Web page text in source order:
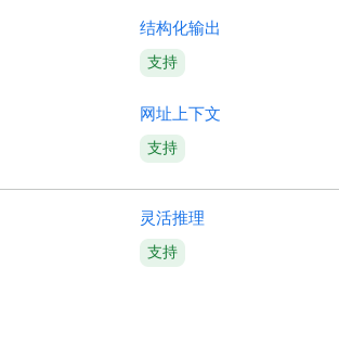
结构化输出
支持
网址上下文
支持
灵活推理
支持